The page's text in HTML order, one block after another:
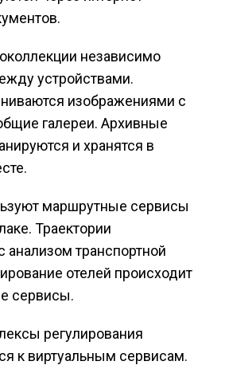
независимо
устройствами.
изображениями с
галереи. Архивные
и хранятся в
маршрутные сервисы
Траектории
анализом транспортной
отелей происходит
сервисы.
регулирования
к виртуальным сервисам.